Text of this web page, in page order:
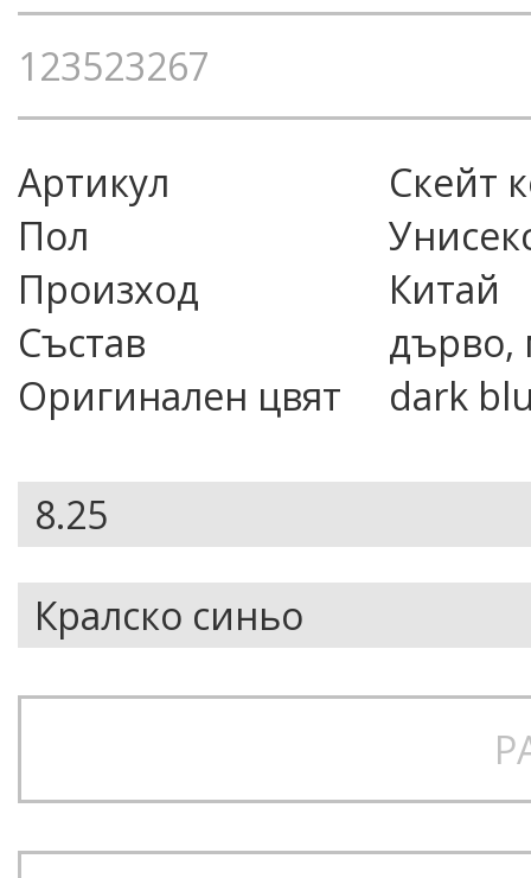
123523267
Артикул
скейт
Пол
Произход
Китай
Състав
дърво,
Оригинален цвят
dark